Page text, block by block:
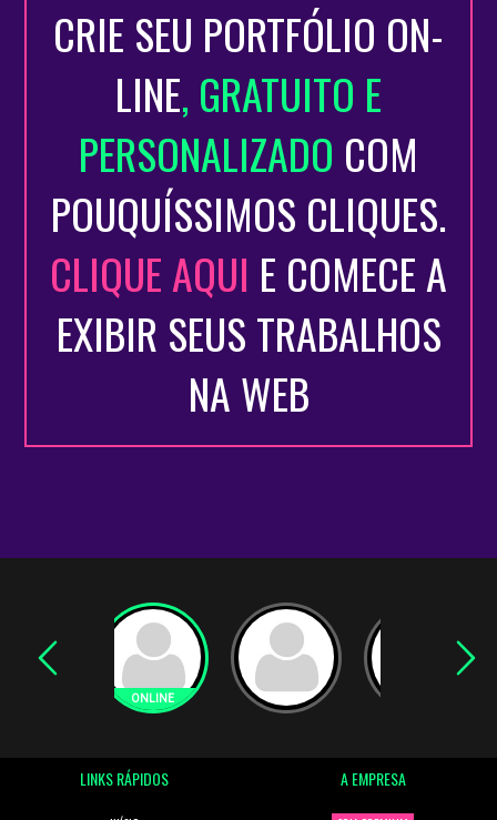
CRIE SEU PORTFÓLIO ON-
LINE, GRATUITO E
PERSONALIZADO COM
POUQUÍSSIMOS CLIQUES.
CLIQUE AQUI E COMECE A
EXIBIR SEUS TRABALHOS
NA WEB
LINKS RÁPIDOS A EMPRESA